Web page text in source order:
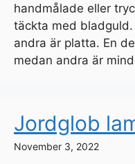
handmålade eller
täckta med
andra är platta. En
medan andra är
Jordglob
November 3, 2022